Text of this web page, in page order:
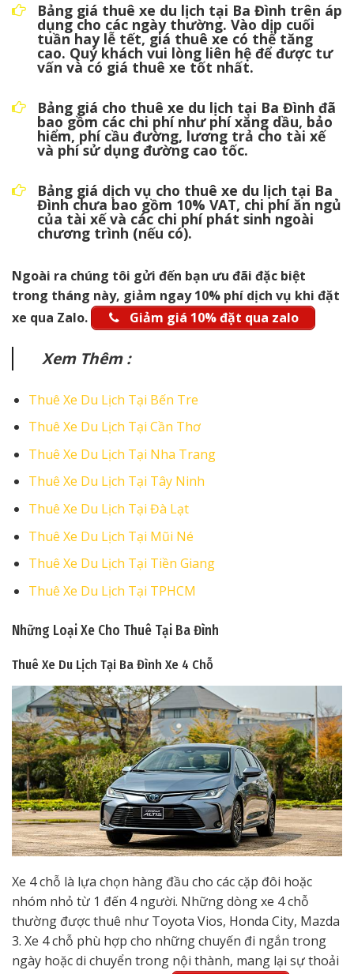
Bảng giá thuê xe du lịch tại Ba Đình trên áp
dụng cho các ngày thường. Vào dịp cuối
tuần hay lễ tết, giá thuê xe có thể tăng
cao. Quý khách vui lòng liên hệ để được tư
vấn và có giá thuê xe tốt nhất.
Bảng giá cho thuê xe du lịch tại Ba Đình đã
bao gồm các chi phí như phí xăng dầu, bảo
hiểm, phí cầu đường, lương trả cho tài xế
và phí sử dụng đường cao tốc.
Bảng giá dịch vụ cho thuê xe du lịch tại Ba
Đình chưa bao gồm 10% VAT, chi phí ăn ngủ
của tài xế và các chi phí phát sinh ngoài
chương trình (nếu có).
Ngoài ra chúng tôi gửi đến bạn ưu đãi đặc biệt
trong tháng này, giảm ngay 10% phí dịch vụ khi đặt
xe qua Zalo.
Giảm giá 10% đặt qua zalo
Xem Thêm :
Thuê Xe Du Lịch Tại Bến Tre
Thuê Xe Du Lịch Tại Cần Thơ
Thuê Xe Du Lịch Tại Nha Trang
Thuê Xe Du Lịch Tại Tây Ninh
Thuê Xe Du Lịch Tại Đà Lạt
Thuê Xe Du Lịch Tại Mũi Né
Thuê Xe Du Lịch Tại Tiền Giang
Thuê Xe Du Lịch Tại TPHCM
Những Loại Xe Cho Thuê Tại Ba Đình
Thuê Xe Du Lịch Tại Ba Đình Xe 4 Chỗ
Xe 4 chỗ là lựa chọn hàng đầu cho các cặp đôi hoặc
nhóm nhỏ từ 1 đến 4 người. Những dòng xe 4 chỗ
thường được thuê như Toyota Vios, Honda City, Mazda
3. Xe 4 chỗ phù hợp cho những chuyến đi ngắn trong
ngày hoặc di chuyển trong nội thành, mang lại sự thoải